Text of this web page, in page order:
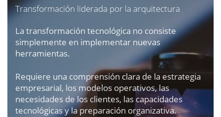
Transformación liderada por la arquitectura
La transformación tecnológica no consiste
simplemente en implementar nuevas
herramientas.
Requiere una comprensión clara de la estrategia
empresarial, los modelos operativos, las
necesidades de los clientes, las capacidades
tecnológicas y la preparación organizativa.